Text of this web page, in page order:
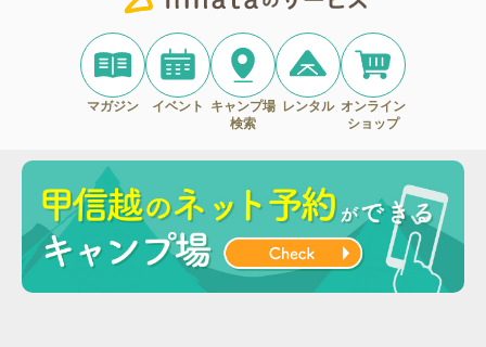
マガジン イベント
キャンプ場
検索
レンタル オンライン
ショップ